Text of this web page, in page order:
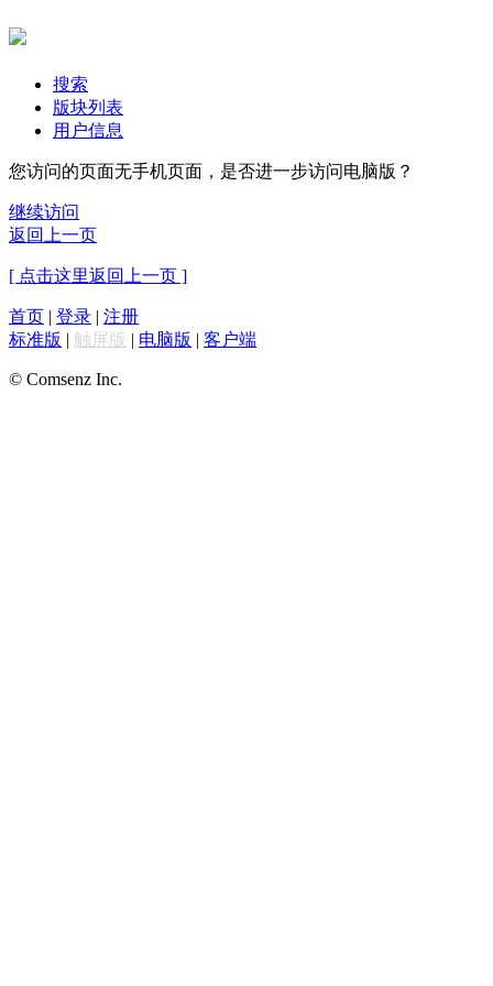
搜索
版块列表
用户信息
您访问的页面无手机页面，是否进一步访问电脑版？
继续访问
返回上一页
[ 点击这里返回上一页 ]
首页 | 登录 | 注册
标准版 | 触屏版 | 电脑版 | 客户端
© Comsenz Inc.